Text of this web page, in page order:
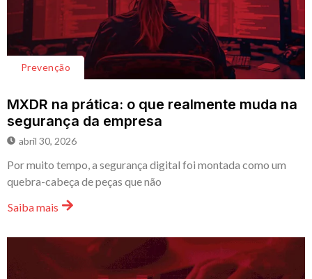
Prevenção
MXDR na prática: o que realmente muda na
segurança da empresa
abril 30, 2026
Por muito tempo, a segurança digital foi montada como um
quebra-cabeça de peças que não
Saiba mais